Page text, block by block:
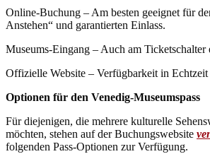
Online-Buchung – Am besten geeignet für
Anstehen“ und garantierten Einlass.
Museums-Eingang – Auch am Ticketschalter
Offizielle Website – Verfügbarkeit in Echtzeit
Optionen für den Venedig-Museumspass
Für diejenigen, die mehrere kulturelle
möchten, stehen auf der Buchungswebsite
folgenden Pass-Optionen zur Verfügung.